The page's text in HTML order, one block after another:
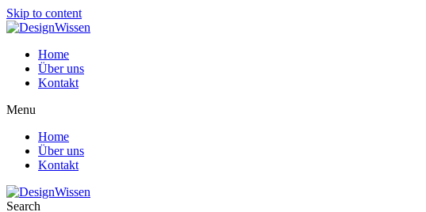
Skip to content
Home
Über uns
Kontakt
Menu
Home
Über uns
Kontakt
Search